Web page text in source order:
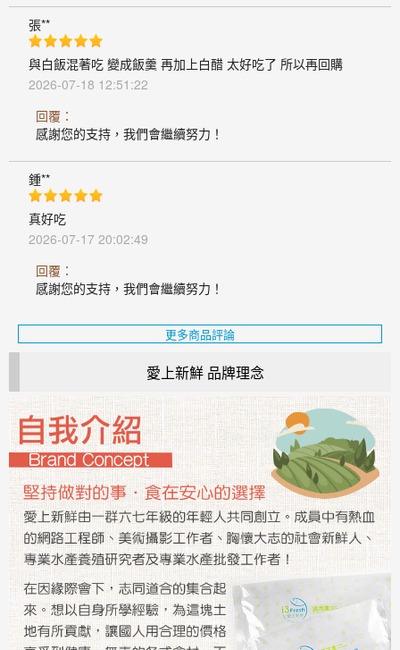
張**
與白飯混著吃 變成飯羹 再加上白醋 太好吃了 所以再回購
2026-07-18 12:51:22
回覆：
感謝您的支持，我們會繼續努力！
鍾**
真好吃
2026-07-17 20:02:49
回覆：
感謝您的支持，我們會繼續努力！
更多商品評論
愛上新鮮 品牌理念